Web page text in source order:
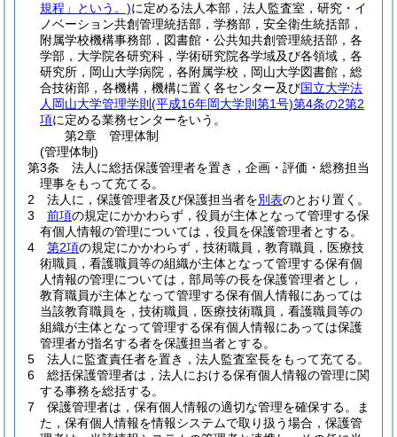
規程」という。)に定める法人本部，法人監査室，研究・イ
ノベーション共創管理統括部，学務部，安全衛生統括部，
附属学校機構事務部，図書館・公共知共創管理統括部，各
学部，大学院各研究科，学術研究院各学域及び各領域，各
研究所，岡山大学病院，各附属学校，岡山大学図書館，総
合技術部，各機構，機構に置く各センター及び国立大学法
人岡山大学管理学則 (平成16年岡大学則第1号)第4条の2第2
項に定める業務センターをいう。
第2章
管理体制
(管理体制)
第3条
法人に総括保護管理者を置き，企画・評価・総務担当
理事をもって充てる。
2
法人に，保護管理者及び保護担当者を別表のとおり置く。
3
前項の規定にかかわらず，役員が主体となって管理する保
有個人情報の管理については，役員を保護管理者とする。
4
第2項の規定にかかわらず，技術職員，教育職員，医療技
術職員，看護職員等の組織が主体となって管理する保有個
人情報の管理については，部局等の長を保護管理者とし，
教育職員が主体となって管理する保有個人情報にあっては
当該教育職員を，技術職員，医療技術職員，看護職員等の
組織が主体となって管理する保有個人情報にあっては保護
管理者が指名する者を保護担当者とする。
5
法人に監査責任者を置き，法人監査室長をもって充てる。
6
総括保護管理者は，法人における保有個人情報の管理に関
する事務を総括する。
7
保護管理者は，保有個人情報の適切な管理を確保する。
ま
た，保有個人情報を情報システムで取り扱う場合，保護管